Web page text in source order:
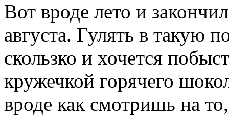
Вот вроде лето и
августа. Гулять в такую
скользко и хочется
кружечкой горячего
вроде как смотришь на